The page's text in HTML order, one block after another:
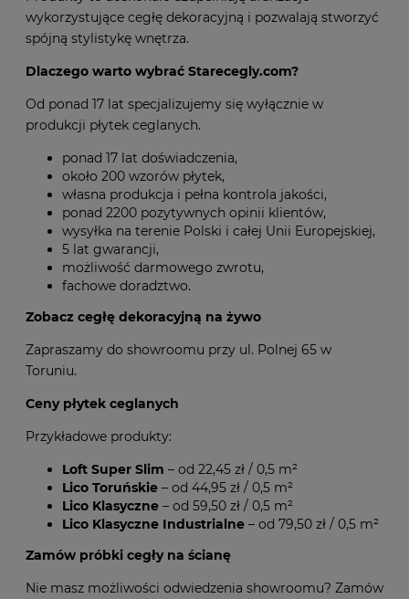
Produkty te doskonale uzupełniają aranżacje
wykorzystujące cegłę dekoracyjną i pozwalają stworzyć
spójną stylistykę wnętrza.
Dlaczego warto wybrać Starecegly.com?
Od ponad 17 lat specjalizujemy się wyłącznie w
produkcji płytek ceglanych.
ponad 17 lat doświadczenia,
około 200 wzorów płytek,
własna produkcja i pełna kontrola jakości,
ponad 2200 pozytywnych opinii klientów,
wysyłka na terenie Polski i całej Unii Europejskiej,
5 lat gwarancji,
możliwość darmowego zwrotu,
fachowe doradztwo.
Zobacz cegłę dekoracyjną na żywo
Zapraszamy do showroomu przy ul. Polnej 65 w
Toruniu.
Ceny płytek ceglanych
Przykładowe produkty:
Loft Super Slim
– od 22,45 zł / 0,5 m²
Lico Toruńskie – od 44,95 zł / 0,5 m²
Lico Klasyczne – od 59,50 zł / 0,5 m²
Lico Klasyczne Industrialne
Zamów próbki cegły na ścianę